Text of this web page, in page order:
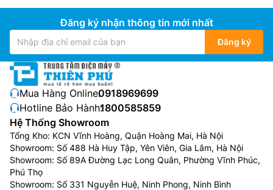
cao thấp, gập lại,… để bạn có thể điều chỉnh kích
thước của giàn rửa phù hợp với kích thước của vật
dụng. Nhờ thiết kế của giàn, ly thủy tinh được làm
sạch an toàn trong giàn dưới, giá xếp đĩa ở giàn dưới
có thể gập lại để tọa không gian cho các vật dụng có
kích thước lớn hơn.
Đăng ký nhận thông tin mới nhất
Đăng ký
Mua Hàng Online:0918969699
Hotline Bảo Hành:1800585859
Hệ Thống Showroom
Tổng Kho: KCN Vĩnh Hoàng, Quận Hoàng Mai, Hà Nội
Showroom: Số 488 Hà Huy Tập, Yên Viên, Gia Lâm, Hà Nội
Showroom: Số 89A Đường Lạc Long Quân, Phường Vĩnh Phúc,
Phú Thọ
Showroom: Số 331 Nguyễn Huệ, Ninh Phong, Ninh Bình